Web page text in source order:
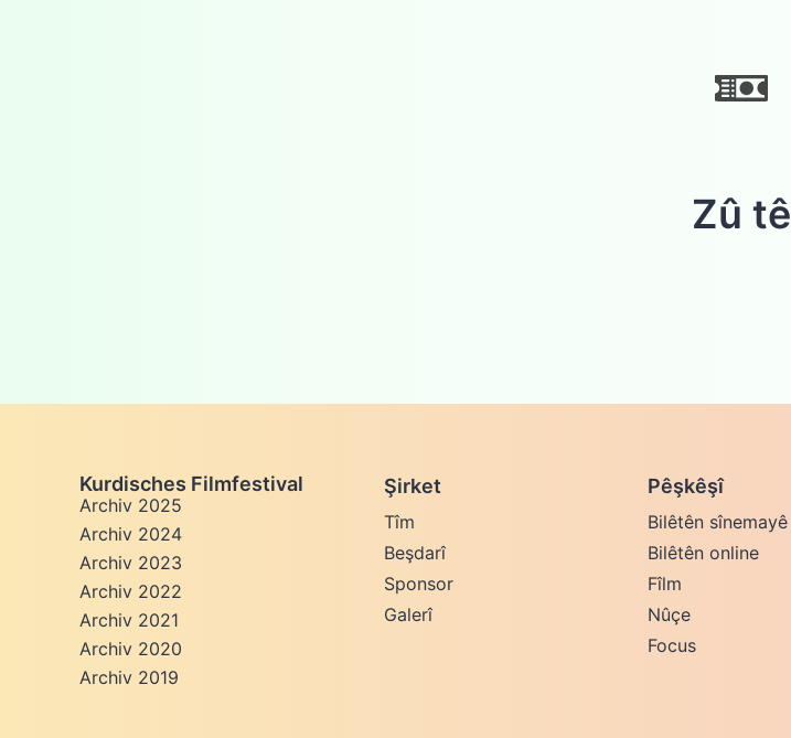
Zû tê
Kurdisches Filmfestival
Archiv 2025
Archiv 2024
Archiv 2023
Archiv 2022
Archiv 2021
Archiv 2020
Archiv 2019
Şirket
Tîm
Beşdarî
Sponsor
Galerî
Pêşkêşî
Bilêtên sînemayê
Bilêtên online
Fîlm
Nûçe
Focus